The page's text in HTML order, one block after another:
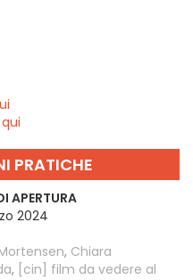
PRATICHE
APERTURA
2024
, Chiara
, [cin] film da vedere al